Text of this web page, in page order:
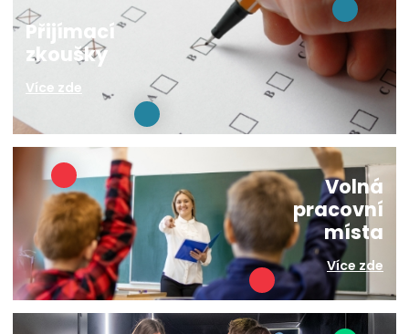
Přijímací
zkoušky
Více zde
Volná
pracovní
místa
Více zde